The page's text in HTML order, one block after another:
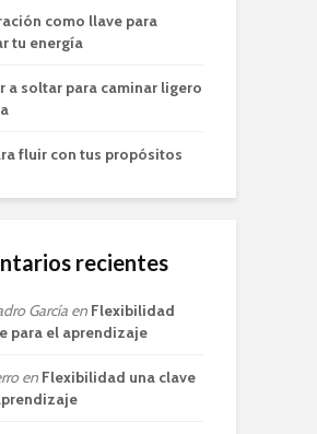
como llave para
tu energía
a soltar para caminar ligero
fluir con tus propósitos
recientes
García en Flexibilidad
para el aprendizaje
en Flexibilidad una clave